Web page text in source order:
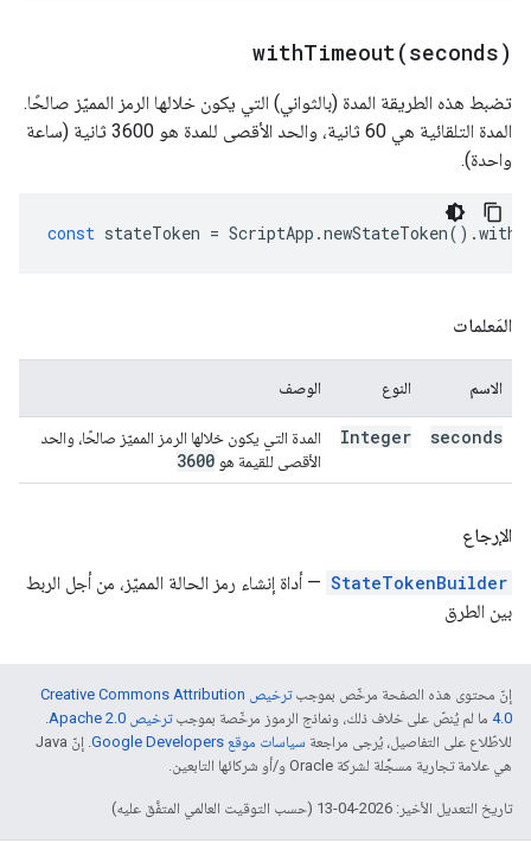
withTimeout(seconds)
تضبط هذه الطريقة المدة (بالثواني) التي يكون خلالها الرمز المميّز صالحًا.
المدة التلقائية هي 60 ثانية، والحد الأقصى للمدة هو 3600 ثانية (ساعة
واحدة).
const stateToken = ScriptApp .newStateToken().
المَعلمات
الاسم النوع الوصف
seconds
Integer
المدة التي يكون خلالها الرمز المميّز صالحًا، والحد
الأقصى للقيمة هو 3600
الإرجاع
StateTokenBuilder — أداة إنشاء رمز الحالة المميّز، من أجل الربط
بين الطرق
إنّ محتوى هذه الصفحة مرخّص بموجب
ترخيص Creative Commons Attribution
4.0‏ ما لم يُنصّ على خلاف ذلك، ونماذج الرموز مرخّصة بموجبترخيص Apache 2.0‏
.
للاطّلاع على التفاصيل، يُرجى مراجعة سياسات موقع Google Developers‏
. إنّ Java
هي علامة تجارية مسجَّلة لشركة Oracle و/أو شركائها التابعين.
تاريخ التعديل الأخير: 2026-04-13 (حسب التوقيت العالمي المتفَّق عليه)